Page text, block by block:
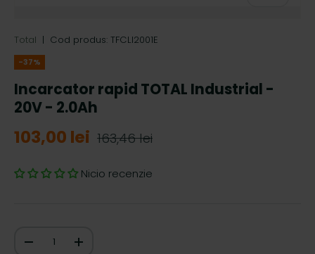
Total | Cod produs: TFCLI2001E
-37%
Incarcator rapid TOTAL Industrial -
20V - 2.0Ah
103,00 lei 163,46 lei
Nicio recenzie
-
+